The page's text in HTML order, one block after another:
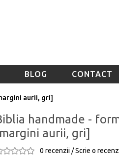
BLOG CONTACT
aurii, gri]
handmade -
aurii, gri]
0 recenzii /Scrie o